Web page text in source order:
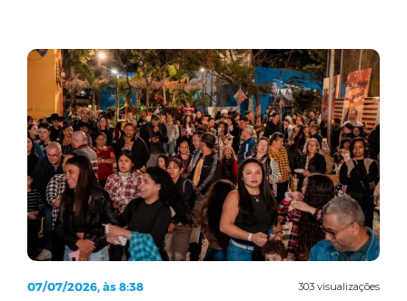
303 visualizações
07/07/2026, às 8:38